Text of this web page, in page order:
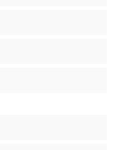
容の訂正・追加・
ができます。その
が本人確認が不可
なお、アクセスロ
則として開示等は